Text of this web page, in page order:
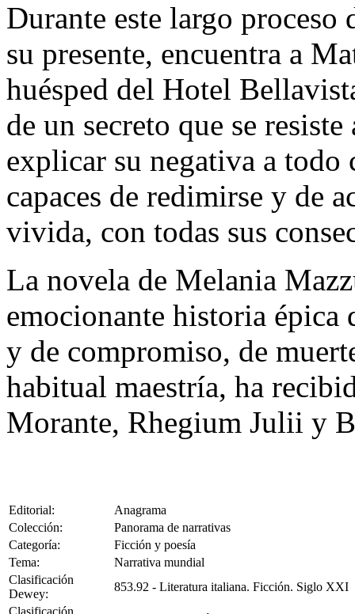
Durante este largo proceso
su presente, encuentra a
huésped del Hotel
de un secreto que se
explicar su negativa a todo
capaces de redimirse y de
vivida, con todas sus
La novela de Melania
emocionante historia épica
y de compromiso, de
habitual maestría, ha
Morante, Rhegium Julii y
Editorial:
Anagrama
Colección:
Panorama de narrativas
Categoría:
Ficción y poesía
Tema:
Narrativa mundial
Clasificación
Dewey:
853.92 - Literatura italiana. Ficción. Siglo XXI